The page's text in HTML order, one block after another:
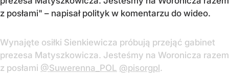
z posłami" – napisał polityk w komentarzu do wideo.
Wynajęte osiłki Sienkiewicza próbują przejąć gabinet
prezesa Matyszkowicza. Jesteśmy na Woronicza razem
z posłami @Suwerenna_POL @pisorgpl.